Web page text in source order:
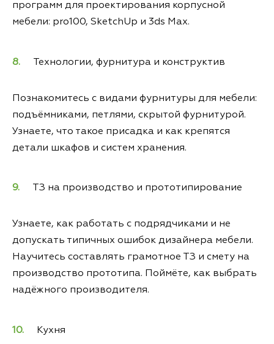
программ для проектирования корпусной
мебели: pro100, SketchUp и 3ds Max.
Технологии, фурнитура и конструктив
Познакомитесь с видами фурнитуры для мебели:
подъёмниками, петлями, скрытой фурнитурой.
Узнаете, что такое присадка и как крепятся
детали шкафов и систем хранения.
ТЗ на производство и прототипирование
Узнаете, как работать с подрядчиками и не
допускать типичных ошибок дизайнера мебели.
Научитесь составлять грамотное ТЗ и смету на
производство прототипа. Поймёте, как выбрать
надёжного производителя.
Кухня